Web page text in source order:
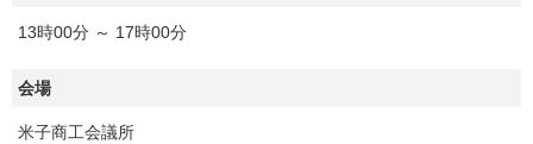
13時00分 ～ 17時00分
会場
米子商工会議所